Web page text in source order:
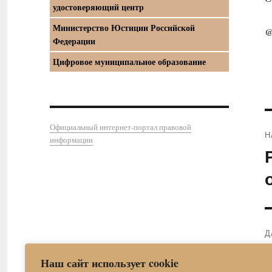
Наш сайт использует cookie
удостоверяющий центр
Министерство Юстиции Российской
Федерации
Цифровое муниципальное образование
Официальный интернет-портал правовой
информации